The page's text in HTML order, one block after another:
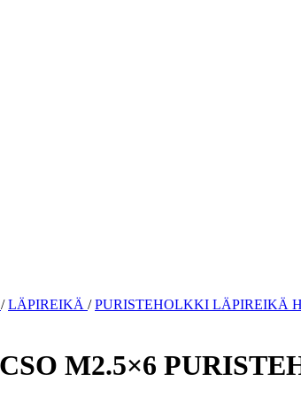
/LÄPIREIKÄ /PURISTEHOLKKI LÄPIREIKÄ
M2.5×6